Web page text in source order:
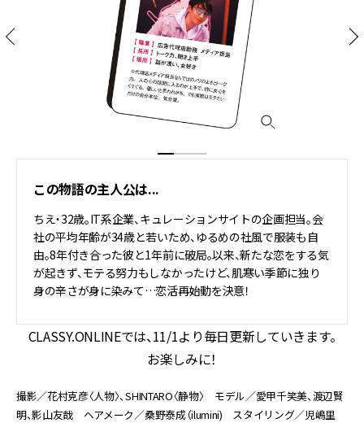
この物語の主人公は...
ちえ・32歳。IT系企業、キュレーションサイトの企画担当。会
社の平均年齢が34歳と若いため、ゆるめの社風で服装も自
由。8年付き合った彼と1年前に破局。以来、新たな恋をする気
が起きず、モテる努力もしなかったけど、肌寒い季節に独り
身の辛さが身に染みて…恋活再始動を決意！
CLASSY.ONLINEでは、11/1より毎日更新していきます。
お楽しみに！
撮影／花村克彦〈人物〉、SHINTARO〈静物〉 モデル／愛甲千笑美、渡辺賢
明、影山友哉 ヘアメーク／桑野泰成（ilumini) スタイリング／児嶋里